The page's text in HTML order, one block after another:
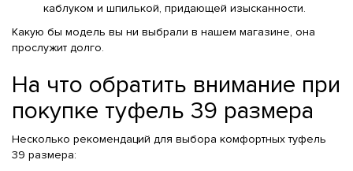
каблуком и шпилькой, придающей изысканности.
Какую бы модель вы ни выбрали в нашем магазине, она
прослужит долго.
На что обратить внимание при
покупке туфель 39 размера
Несколько рекомендаций для выбора комфортных туфель
39 размера: